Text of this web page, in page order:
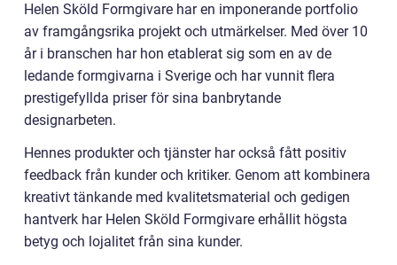
Helen Sköld Formgivare har en imponerande portfolio
av framgångsrika projekt och utmärkelser. Med över 10
år i branschen har hon etablerat sig som en av de
ledande formgivarna i Sverige och har vunnit flera
prestigefyllda priser för sina banbrytande
designarbeten.
Hennes produkter och tjänster har också fått positiv
feedback från kunder och kritiker. Genom att kombinera
kreativt tänkande med kvalitetsmaterial och gedigen
hantverk har Helen Sköld Formgivare erhållit högsta
betyg och lojalitet från sina kunder.